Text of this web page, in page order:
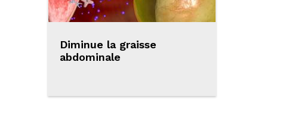
Diminue la graisse
abdominale